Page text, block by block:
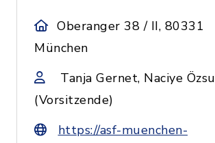
Oberanger 38 / II, 80331
München
Tanja Gernet, Naciye Özsu
(Vorsitzende)
https://asf-muenchen-